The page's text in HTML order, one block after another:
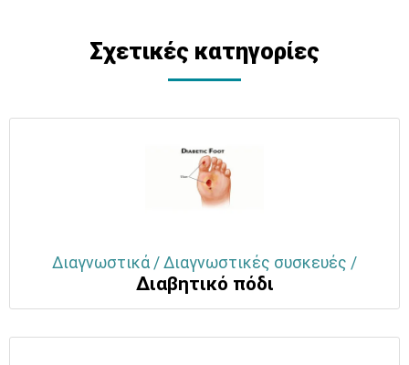
Σχετικές κατηγορίες
Διαγνωστικά / Διαγνωστικές συσκευές /
Διαβητικό πόδι